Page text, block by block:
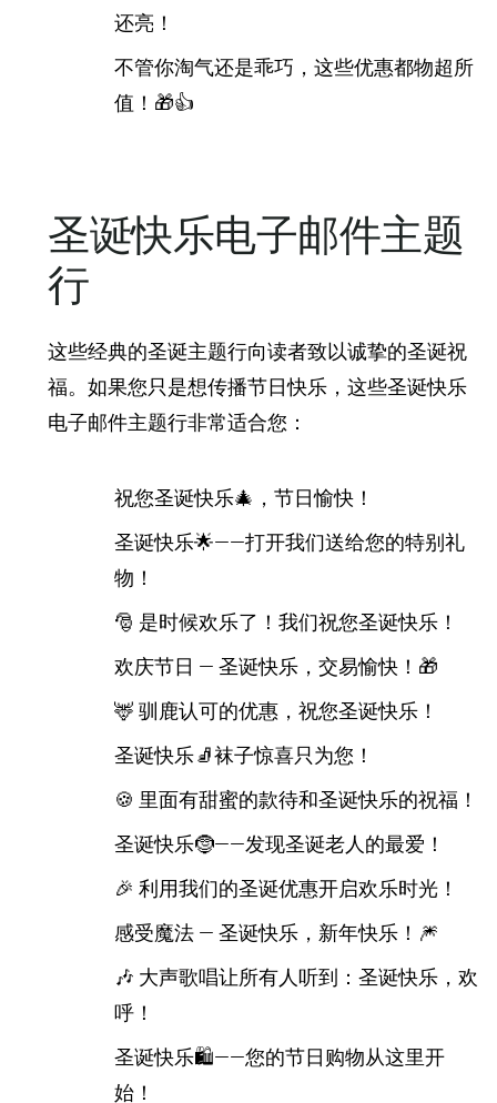
还亮！
不管你淘气还是乖巧，这些优惠都物超所
值！🎁👍
圣诞快乐电子邮件主题
行
这些经典的圣诞主题行向读者致以诚挚的圣诞祝
福。如果您只是想传播节日快乐，这些圣诞快乐
电子邮件主题行非常适合您：
祝您圣诞快乐🎄，节日愉快！
圣诞快乐🌟——打开我们送给您的特别礼
物！
🎅 是时候欢乐了！我们祝您圣诞快乐！
欢庆节日 — 圣诞快乐，交易愉快！🎁
🦌 驯鹿认可的优惠，祝您圣诞快乐！
圣诞快乐🧦袜子惊喜只为您！
🍪 里面有甜蜜的款待和圣诞快乐的祝福！
圣诞快乐🤶——发现圣诞老人的最爱！
🎉 利用我们的圣诞优惠开启欢乐时光！
感受魔法 — 圣诞快乐，新年快乐！🎆
🎶 大声歌唱让所有人听到：圣诞快乐，欢
呼！
圣诞快乐🛍️——您的节日购物从这里开
始！